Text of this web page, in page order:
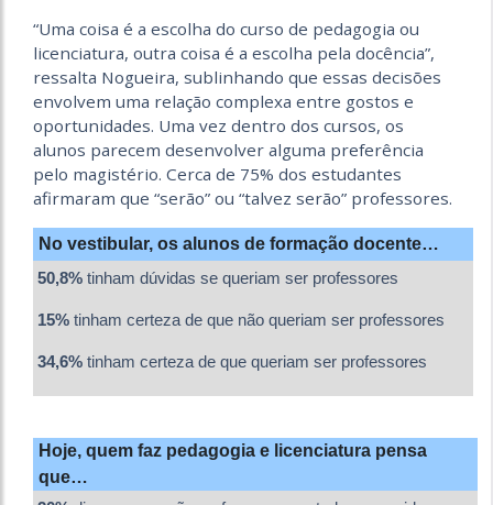
“Uma coisa é a escolha do curso de pedagogia ou
licenciatura, outra coisa é a escolha pela docência”,
ressalta Nogueira, sublinhando que essas decisões
envolvem uma relação complexa entre gostos e
oportunidades. Uma vez dentro dos cursos, os
alunos parecem desenvolver alguma preferência
pelo magistério. Cerca de 75% dos estudantes
afirmaram que “serão” ou “talvez serão” professores.
No vestibular, os alunos de formação docente…
50,8% tinham dúvidas se queriam ser professores
15% tinham certeza de que não queriam ser professores
34,6% tinham certeza de que queriam ser professores
Hoje, quem faz pedagogia e licenciatura pensa
que…